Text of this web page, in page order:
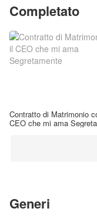
Completato
Contratto di Matrimonio
CEO che mi ama
Generi